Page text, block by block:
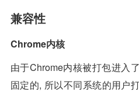
兼容性
Chrome内核
由于Chrome内核被打包进入
固定的, 所以不同系统的用户